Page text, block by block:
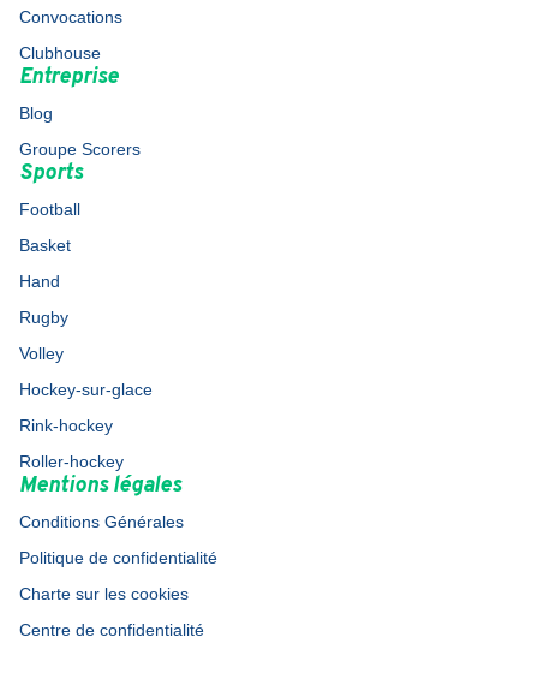
Convocations
Clubhouse
Entreprise
Blog
Groupe Scorers
Sports
Football
Basket
Hand
Rugby
Volley
Hockey-sur-glace
Rink-hockey
Roller-hockey
Mentions légales
Conditions Générales
Politique de confidentialité
Charte sur les cookies
Centre de confidentialité